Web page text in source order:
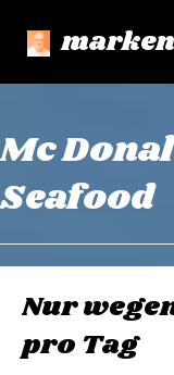
Mc
Seafood
Nur
pro Tag